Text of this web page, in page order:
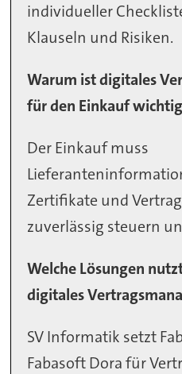
individueller
Klauseln und Risiken.
Warum ist digitales
für den Einkauf
Der Einkauf muss
Zertifikate und
zuverlässig steuern
Welche Lösungen
digitales
SV Informatik setzt
Fabasoft Dora für